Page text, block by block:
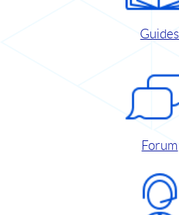
Guides
Forum